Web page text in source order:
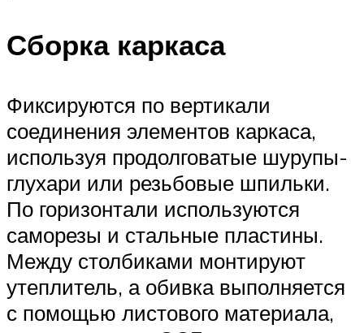
Сборка каркаса
Фиксируются по вертикали
соединения элементов каркаса,
используя продолговатые шурупы-
глухари или резьбовые шпильки.
По горизонтали используются
саморезы и стальные пластины.
Между столбиками монтируют
утеплитель, а обивка выполняется
с помощью листового материала,